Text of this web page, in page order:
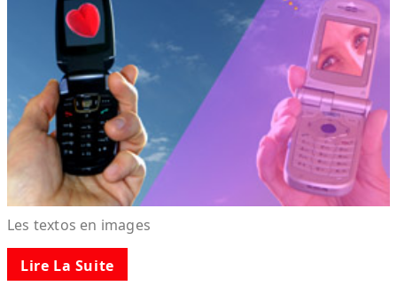
Les textos en images
Lire La Suite